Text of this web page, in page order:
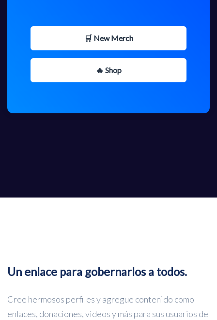
🛒 New Merch
🔥 Shop
Un enlace para gobernarlos a todos.
Cree hermosos perfiles y agregue contenido como
enlaces, donaciones, videos y más para sus usuarios de